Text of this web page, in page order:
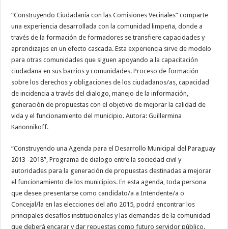
“Construyendo Ciudadanía con las Comisiones Vecinales” comparte
una experiencia desarrollada con la comunidad limpeña, donde a
través de la formación de formadores se transfiere capacidades y
aprendizajes en un efecto cascada. Esta experiencia sirve de modelo
para otras comunidades que siguen apoyando a la capacitación
ciudadana en sus barrios y comunidades. Proceso de formación
sobre los derechos y obligaciones de los ciudadanos/as, capacidad
de incidencia a través del dialogo, manejo de la información,
generación de propuestas con el objetivo de mejorar la calidad de
vida y el funcionamiento del municipio. Autora: Guillermina
Kanonnikoff.
“Construyendo una Agenda para el Desarrollo Municipal del Paraguay
2013 -2018”, Programa de dialogo entre la sociedad civil y
autoridades para la generación de propuestas destinadas a mejorar
el funcionamiento de los municipios. En esta agenda, toda persona
que desee presentarse como candidato/a a Intendente/a o
Concejal/la en las elecciones del año 2015, podrá encontrar los
principales desafíos institucionales y las demandas de la comunidad
que deberá encarar y dar repuestas como futuro servidor público.